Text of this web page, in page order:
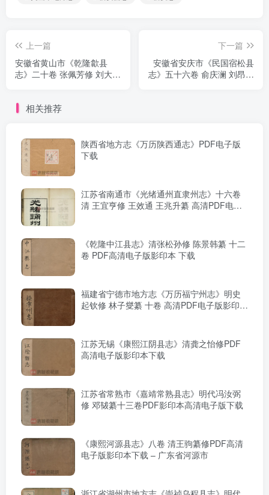
上一篇
安徽省黄山市《乾隆歙县
志》二十卷 张佩芳修 刘大櫆
下一篇
安徽省安庆市《民国宿松县
志》五十六卷 俞庆澜 刘昂修
相关推荐
陕西省地方志《万历陕西通志》PDF电子版
下载
江苏省南通市《光绪通州直隶州志》十六卷
清 王宜亨修 王效通 王兆升纂 高清PDF电子
《乾隆中江县志》清张松孙修 陈景韩纂 十二
卷 PDF高清电子版影印本 下载
福建省宁德市地方志《万历福宁州志》明史
起钦修 林子燮纂 十卷 高清PDF电子版影印本
江苏无锡《康熙江阴县志》清龚之怡修PDF
高清电子版影印本下载
江苏省常熟市《嘉靖常熟县志》明代冯汝弼
修 邓韨纂十三卷PDF影印本高清电子版下载
《康熙河源县志》八卷 清王驹纂修PDF高清
电子版影印本下载 – 广东省河源市